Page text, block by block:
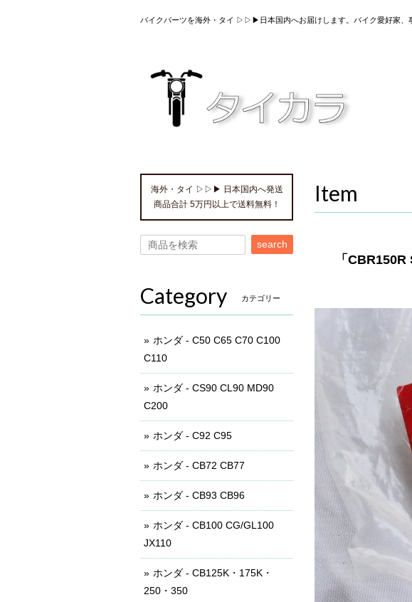
バイクパーツを海外・タイ ▷▷▶日本国内へお届けします。バイク愛好家、
Item
「
海外・タイ ▷▷▶ 日本国内へ発送
商品合計 5万円以上で送料無料！
search
Category カテゴリー
ホンダ - C50 C65 C70 C100
C110
ホンダ - CS90 CL90 MD90
C200
ホンダ - C92 C95
ホンダ - CB72 CB77
ホンダ - CB93 CB96
ホンダ - CB100 CG/GL100
JX110
ホンダ - CB125K・175K・
250・350